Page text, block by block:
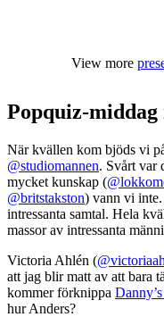
View more
Popquiz-middag
När kvällen kom bjöds vi
@studiomannen. Svårt var
mycket kunskap (
@britstakston) vann vi
intressanta samtal. Hela
massor av intressanta
Victoria Ahlén (
att jag blir matt av att bara
kommer förknippa
hur Anders?